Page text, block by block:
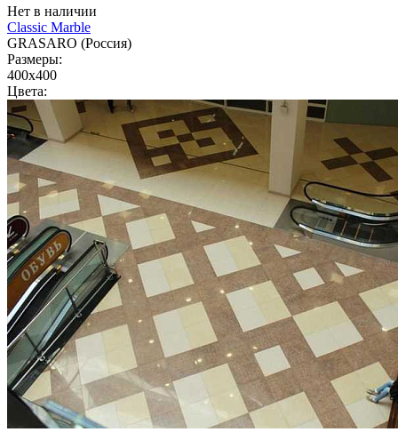
Нет в наличии
Classic Marble
GRASARO (Россия)
Размеры:
400x400
Цвета: